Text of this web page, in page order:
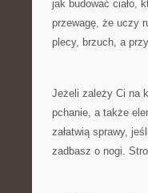
jak budować ciało,
przewagę, że uczy
plecy, brzuch, a
Jeżeli zależy Ci na
pchanie, a także
załatwią sprawy,
zadbasz o nogi.